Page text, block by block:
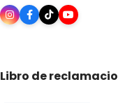
Libro de